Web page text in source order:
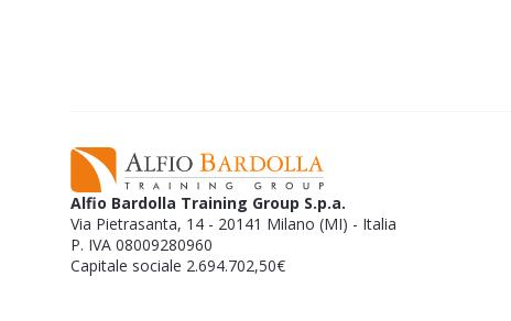
Alfio Bardolla Training Group S.p.a.
Via Pietrasanta, 14 - 20141 Milano (MI) - Italia
P. IVA 08009280960
Capitale sociale 2.694.702,50€